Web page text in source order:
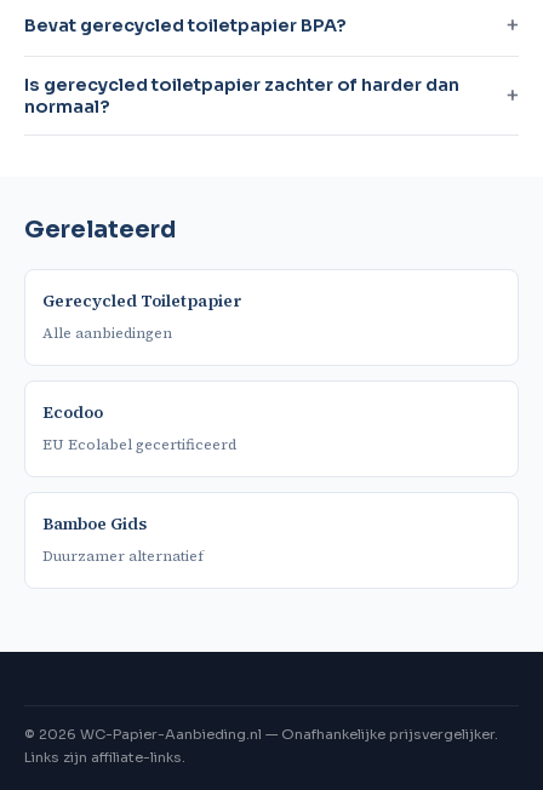
Bevat gerecycled toiletpapier BPA?
Is gerecycled toiletpapier zachter of harder dan
normaal?
Gerelateerd
Gerecycled Toiletpapier
Alle aanbiedingen
Ecodoo
EU Ecolabel gecertificeerd
Bamboe Gids
Duurzamer alternatief
© 2026 WC-Papier-Aanbieding.nl — Onafhankelijke prijsvergelijker.
Links zijn affiliate-links.